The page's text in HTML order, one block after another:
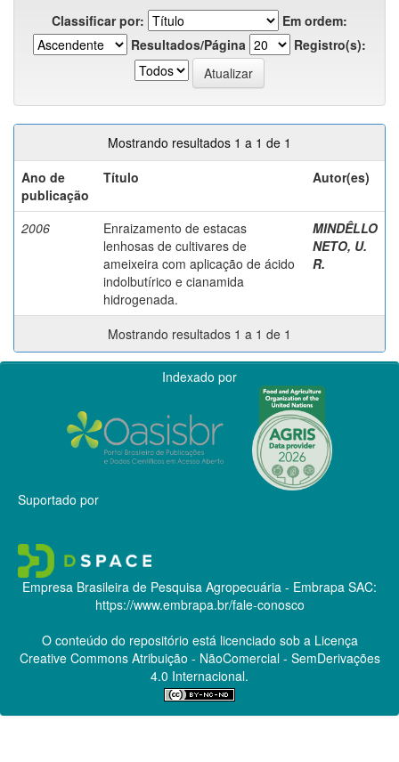
Classificar por:
Em ordem:
Resultados/Página
Registro(s):
Mostrando resultados 1 a 1 de 1
Ano de
publicação
Título Autor(es)
2006
Enraizamento de estacas
lenhosas de cultivares de
ameixeira com aplicação de ácido
indolbutírico e cianamida
hidrogenada.
MINDÊLLO
NETO, U.
R.
Mostrando resultados 1 a 1 de 1
Indexado por
Suportado por
Empresa Brasileira de Pesquisa Agropecuária - Embrapa SAC:
https://www.embrapa.br/fale-conosco
O conteúdo do repositório está licenciado sob a Licença
Creative CommonsAtribuição - NãoComercial - SemDerivações
4.0 Internacional.